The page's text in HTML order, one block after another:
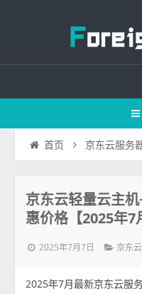
首页 京东云服务
京东云轻量云主
惠价格【2025年7
2025年7月7日 京东
2025年7月最新京东云服